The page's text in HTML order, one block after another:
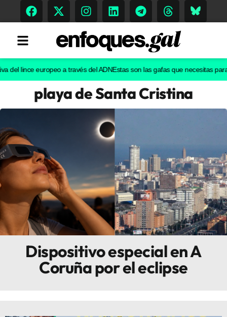
Tendencias
Gastronomía
Escenarios
Sostenibilidad
Innova
europeo a través del ADNEstas son las gafas que necesitas para ver
playa de Santa Cristina
Dispositivo especial en A
Coruña por el eclipse